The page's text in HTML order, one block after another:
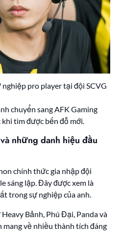
pro player tại đội SCVG
chuyển sang AFK Gaming
tìm được bến đỗ mới.
những danh hiệu đầu
chính thức gia nhập đội
sáng lập. Đây được xem là
trong sự nghiệp của anh.
Bảnh, Phú Đại, Panda và
mang về nhiều thành tích đáng